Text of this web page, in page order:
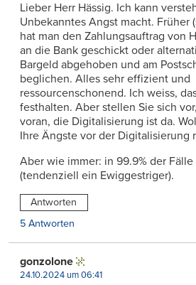
Lieber Herr Hässig. Ich kann
Unbekanntes Angst macht. Früher
hat man den Zahlungsauftrag von
an die Bank geschickt oder
Bargeld abgehoben und am
beglichen. Alles sehr effizient und
ressourcenschonend. Ich weiss,
festhalten. Aber stellen Sie sich
voran, die Digitalisierung ist da.
Ihre Ängste vor der Digitalisierung
Aber wie immer: in 99.9% der
(tendenziell ein Ewiggestriger).
Antworten
5 Antworten
gonzolone
24.10.2024 um 06:41